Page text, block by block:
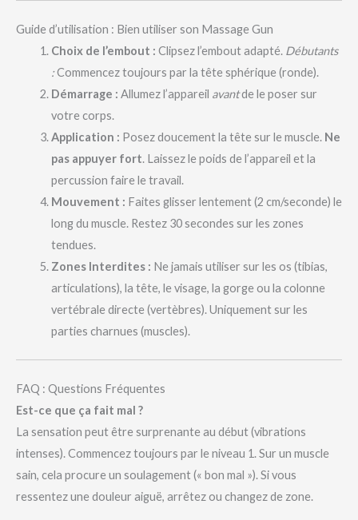
Guide d’utilisation : Bien utiliser son Massage Gun
Choix de l’embout : Clipsez l’embout adapté. Débutants
:Commencez toujours par la tête sphérique (ronde).
Démarrage : Allumez l’appareil avantde le poser sur
votre corps.
Application : Posez doucement la tête sur le muscle. Ne
pas appuyer fort. Laissez le poids de l’appareil et la
percussion faire le travail.
Mouvement : Faites glisser lentement (2 cm/seconde) le
long du muscle. Restez 30 secondes sur les zones
tendues.
Zones Interdites : Ne jamais utiliser sur les os (tibias,
articulations), la tête, le visage, la gorge ou la colonne
vertébrale directe (vertèbres). Uniquement sur les
parties charnues (muscles).
FAQ : Questions Fréquentes
Est-ce que ça fait mal ?
La sensation peut être surprenante au début (vibrations
intenses). Commencez toujours par le niveau 1. Sur un muscle
sain, cela procure un soulagement (« bon mal »). Si vous
ressentez une douleur aiguë, arrêtez ou changez de zone.